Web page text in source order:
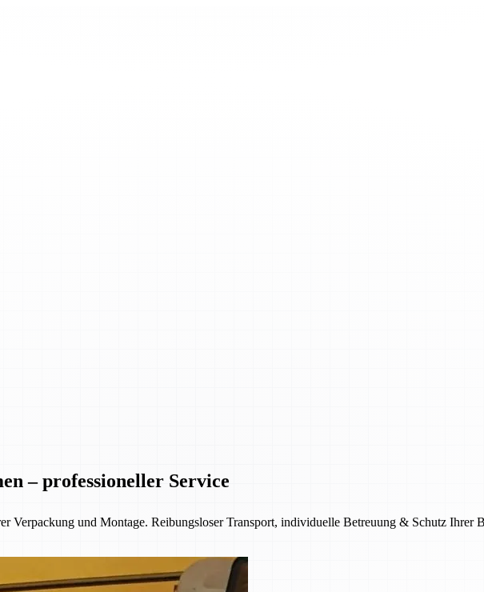
– professioneller Service
Verpackung und Montage. Reibungsloser Transport, individuelle Betreuung & Schutz Ihrer